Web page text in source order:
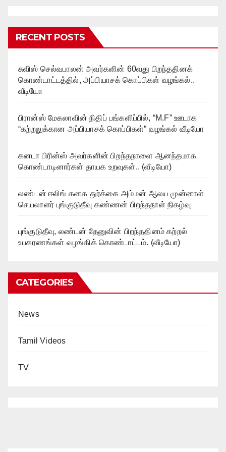
RECENT POSTS
சுவிஸ் செல்வபாலன் அவர்களின் 60வது பிறந்ததினக்
கொண்டாட்டத்தில், அப்பியாசக் கொப்பிகள் வழங்கல்..
வீடியோ
பிரான்ஸ் மேகலாவின் நிதிப் பங்களிப்பில், “M.F” ஊடாக
“கற்றலுக்கான அப்பியாசக் கொப்பிகள்” வழங்கல் வீடியோ
கனடா பிரின்ஸ் அவர்களின் பிறந்தநாளை ஆனந்தமாக
கொண்டாடினார்கள் தாயக உறவுகள்.. (வீடியோ)
லண்டன் ஈலிங் கனக துர்க்கை அம்மன் ஆலய முன்னாள்
செயலாளர் புங்குடுதீவு கண்ணன் பிறந்தநாள் நிகழ்வு
புங்குடுதீவு, லண்டன் தேனுவின் பிறந்ததினம் கற்றல்
உபகரணங்கள் வழங்கிக் கொண்டாட்டம். (வீடியோ)
CATEGORIES
News
Tamil Videos
TV